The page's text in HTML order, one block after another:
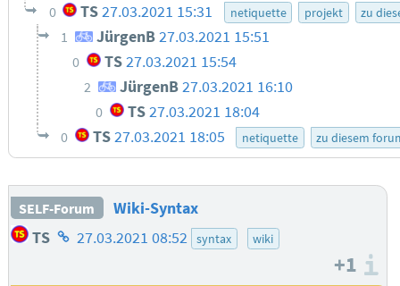
0 TS27.03.2021 15:31 netiquette projekt zu
1 JürgenB27.03.2021 15:51
0 TS27.03.2021 15:54
2 JürgenB27.03.2021 16:10
0 TS27.03.2021 18:04
0 TS 27.03.2021 18:05 netiquette zu diesem
SELF-Forum
Wiki-Syntax
TS Homepage
27.03.2021 08:52 syntax wiki
+1